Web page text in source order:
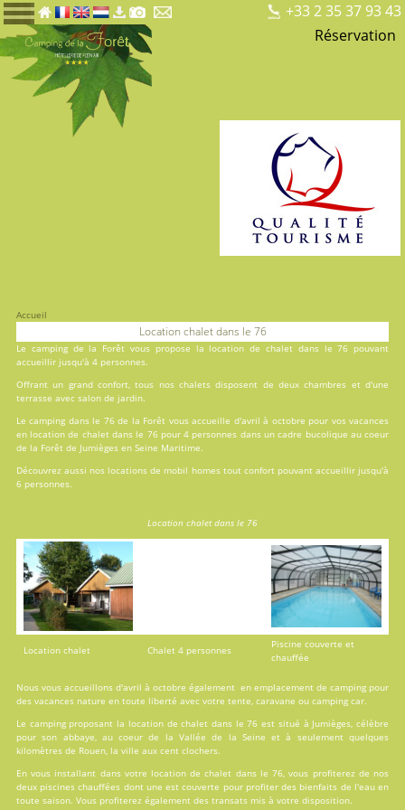
+33 2 35 37 93 43
Réservation
Accueil
Location chalet dans le 76
Le camping de la Forêt vous propose la location de chalet dans le 76 pouvant
accueillir jusqu'à 4 personnes.
Offrant un grand confort, tous nos chalets disposent de deux chambres et d'une
terrasse avec salon de jardin.
Le camping dans le 76 de la Forêt vous accueille d'avril à octobre pour vos vacances
en location de chalet dans le 76 pour 4 personnes dans un cadre bucolique au coeur
de la Forêt de Jumièges en Seine Maritime.
Découvrez aussi nos locations de mobil homestout confort pouvant accueillir jusqu'à
6 personnes.
Location chalet dans le 76
Location chalet Chalet 4 personnes
Piscine couverte et
chauffée
Nous vous accueillons d'avril à octobre également en emplacement de camping pour
des vacances nature en toute liberté avec votre tente, caravane ou camping car.
Le camping proposant la location de chalet dans le 76 est situé à Jumièges, célèbre
pour son abbaye, au coeur de la Vallée de la Seine et à seulement quelques
kilomètres de Rouen, la ville aux cent clochers.
En vous installant dans votre location de chalet dans le 76, vous profiterez de nos
deux piscines chauffées dont une est couverte pour profiter des bienfaits de l'eau en
toute saison. Vous profiterez également des transats mis à votre disposition.